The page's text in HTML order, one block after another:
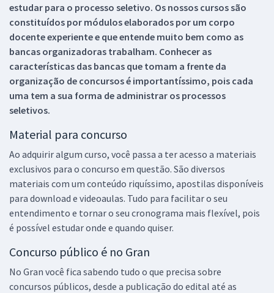
estudar para o processo seletivo. Os nossos cursos são
constituídos por módulos elaborados por um corpo
docente experiente e que entende muito bem como as
bancas organizadoras trabalham. Conhecer as
características das bancas que tomam a frente da
organização de concursos é importantíssimo, pois cada
uma tem a sua forma de administrar os processos
seletivos.
Material para concurso
Ao adquirir algum curso, você passa a ter acesso a materiais
exclusivos para o concurso em questão. São diversos
materiais com um conteúdo riquíssimo, apostilas disponíveis
para download e videoaulas. Tudo para facilitar o seu
entendimento e tornar o seu cronograma mais flexível, pois
é possível estudar onde e quando quiser.
Concurso público é no Gran
No Gran você fica sabendo tudo o que precisa sobre
concursos públicos, desde a publicação do edital até as